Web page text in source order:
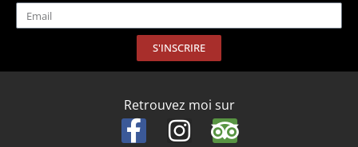
S'INSCRIRE
Retrouvez moi sur